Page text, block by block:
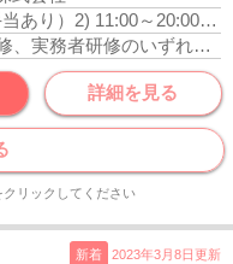
あり） 2) 11:00～20:003)
介護福祉士、初任者研修、実務者研修のいずれかの資格をお持ちの方
詳細を見る
リックしてください
新着 2023年3月8日更新